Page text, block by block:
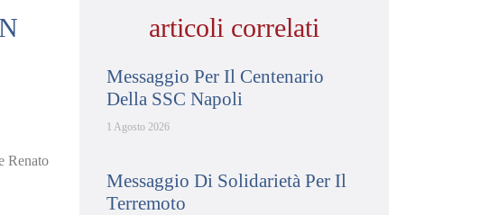
Renato
articoli correlati
Messaggio Per Il Centenario
Della SSC Napoli
1 Agosto 2026
Messaggio Di Solidarietà Per Il
Terremoto